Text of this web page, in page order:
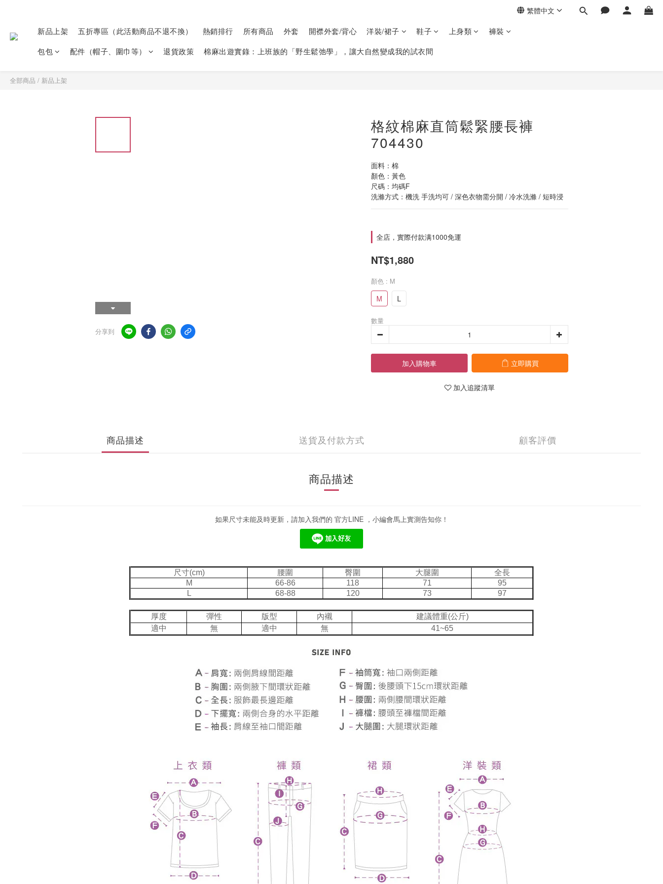
繁體中文
新品上架 五折專區（此活動商品不退不換） 熱銷排行 所有商品 外套 開襟外套/背心 洋裝/裙子 鞋子 上身類
褲裝
包包
配件（帽子、圍巾等） 退貨政策 棉麻出遊實錄：上班族的「野生鬆弛學」，讓大自然變成我的試衣間
全部商品 / 新品上架
分享到
格紋棉麻直筒鬆緊腰長褲
704430
面料：棉
顏色：黃色
尺碼：均碼F
洗滌方式：機洗 手洗均可 / 深色衣物需分開 / 冷水洗滌 / 短時浸
全店，實際付款满1000免運
NT$1,880
顏色 : M
M L
數量
加入購物車 立即購買
加入追蹤清單
商品描述 送貨及付款方式 顧客評價
商品描述
如果尺寸未能及時更新，請加入我們的 官方LINE ，小編會馬上實測告知你！
尺寸(cm) 腰圍 臀圍 大腿圍
全長
M
66-86 118 71
95
L
68-88 120 73 97
厚度 彈性 版型 內襯
建議體重(公斤)
適中
無 適中 無 41~65